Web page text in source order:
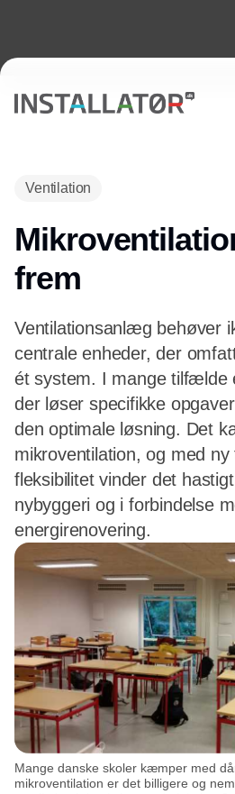
Ventilation
frem
Ventilationsanlæg behøver
centrale enheder, der
ét system. I mange tilfælde
der løser specifikke
den optimale løsning. Det
mikroventilation, og med
fleksibilitet vinder det
nybyggeri og i forbindelse
energirenovering.
Mange danske skoler kæmper med
mikroventilation er det billigere og